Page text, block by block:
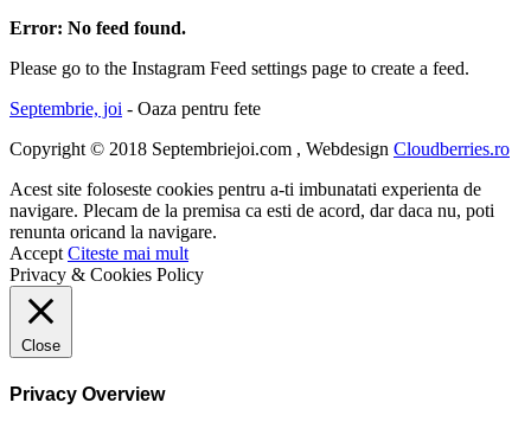
Error: No feed found.
Please go to the Instagram Feed settings page to create a feed.
Septembrie, joi - Oaza pentru fete
Copyright © 2018 Septembriejoi.com , Webdesign Cloudberries.ro
Acest site foloseste cookies pentru a-ti imbunatati experienta de
navigare. Plecam de la premisa ca esti de acord, dar daca nu, poti
renunta oricand la navigare.
Accept Citeste mai mult
Privacy & Cookies Policy
Close
Privacy Overview